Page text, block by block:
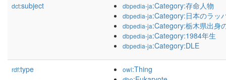
dct:subject dbpedia-ja:Category:存命人物
dbpedia-ja:Category:日本のラッ
dbpedia-ja:Category:栃木県出身
dbpedia-ja:Category:1984年生
dbpedia-ja:Category:DLE
rdf:type owl:Thing